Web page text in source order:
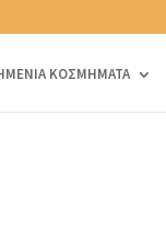
ΚΟΣΜΗΜΑΤΑ